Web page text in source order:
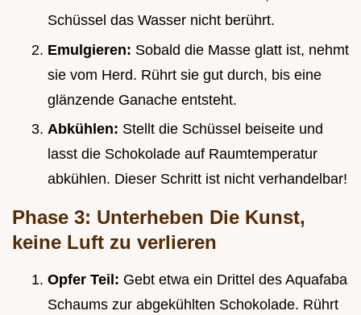
Schüssel das Wasser nicht berührt.
Emulgieren: Sobald die Masse glatt ist, nehmt
sie vom Herd. Rührt sie gut durch, bis eine
glänzende Ganache entsteht.
Abkühlen: Stellt die Schüssel beiseite und
lasst die Schokolade auf Raumtemperatur
abkühlen. Dieser Schritt ist nicht verhandelbar!
Phase 3: Unterheben Die Kunst,
keine Luft zu verlieren
Opfer Teil: Gebt etwa ein Drittel des Aquafaba
Schaums zur abgekühlten Schokolade. Rührt